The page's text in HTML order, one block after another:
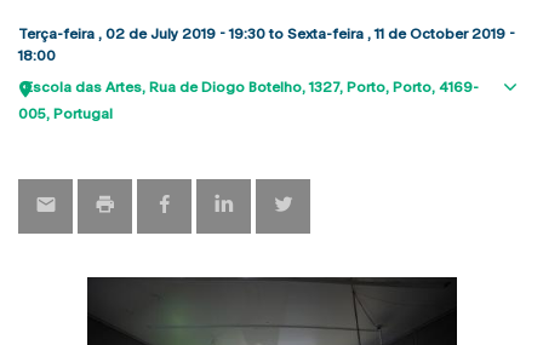
Terça-feira , 02 de July 2019 - 19:30to Sexta-feira , 11 de October 2019 -
18:00
Escola das Artes Rua de Diogo Botelho, 1327 Porto Porto 4169-
005 Portugal